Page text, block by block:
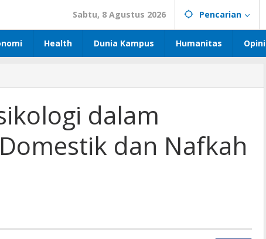
Sabtu, 8 Agustus 2026 Pencarian
Health Dunia Kampus Humanitas Opini
dalam
dan Nafkah